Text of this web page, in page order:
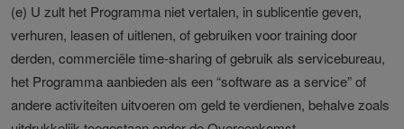
(e) U zult het Programma niet vertalen, in sublicentie geven,
verhuren, leasen of uitlenen, of gebruiken voor training door
derden, commerciële time-sharing of gebruik als servicebureau,
het Programma aanbieden als een “software as a service” of
andere activiteiten uitvoeren om geld te verdienen, behalve zoals